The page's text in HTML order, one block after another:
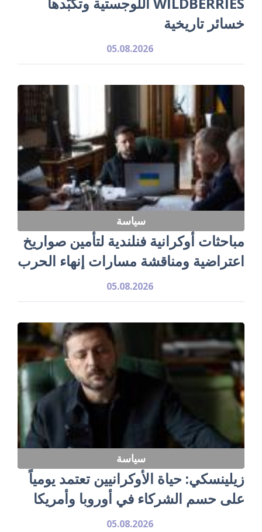
خسائر تاريخية
05.08.2026
سياسة
مباحثات أوكرانية فنلندية لتأمين صواريخ
اعتراضية ومناقشة مسارات إنهاء الحرب
05.08.2026
سياسة
زيلينسكي: حياة الأوكرانيين تعتمد يومياً
على حسم الشركاء في أوروبا وأمريكا
05.08.2026